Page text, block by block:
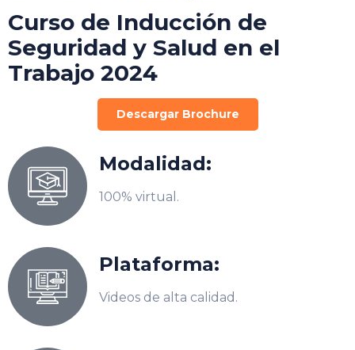
Curso de Inducción de
Seguridad y Salud en el
Trabajo 2024
Descargar Brochure
Modalidad:
100% virtual.
Plataforma:
Videos de alta calidad.